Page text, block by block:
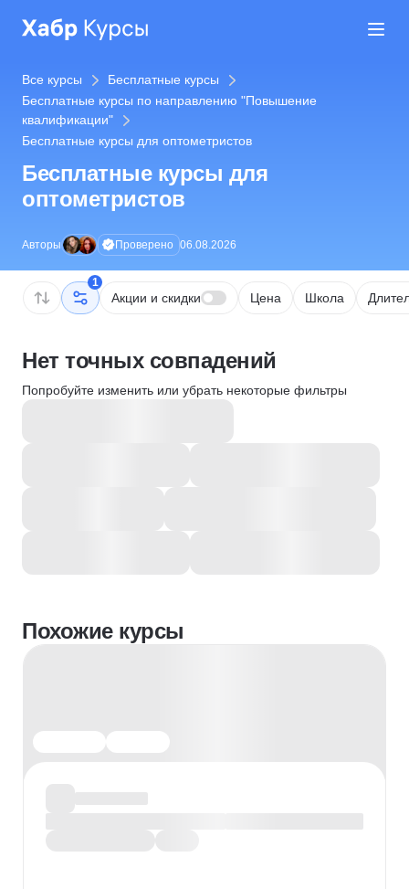
Все курсы
Бесплатные курсы
Бесплатные курсы по направлению "Повышение
квалификации"
Бесплатные курсы для оптометристов
Бесплатные курсы для
оптометристов
Авторы Проверено 06.08.2026
1
Акции и скидки Цена Школа
Нет точных совпадений
Попробуйте изменить или убрать некоторые фильтры
Похожие курсы